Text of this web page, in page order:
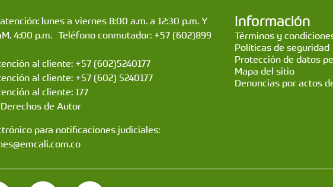
lunes a viernes 8:00 a.m. a 12:30 p.m. Y
4:00 p.m. Teléfono conmutador: +57 (602)899
al cliente: +57 (602)5240177
al cliente: +57 (602) 5240177
al cliente: 177
de Autor
para notificaciones judiciales:
Información
Términos y
Políticas de seguridad
Protección de datos
Mapa del sitio
Denuncias por actos